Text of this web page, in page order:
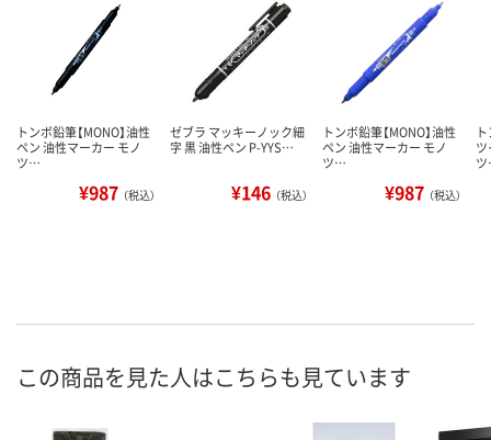
トンボ鉛筆【MONO】油性
ペン 油性マーカー モノ
ツ…
¥987 （税込）
ゼブラ マッキーノック細
字 黒 油性ペン P-YYS…
¥146 （税込）
トンボ鉛筆【MONO】油性
ペン 油性マーカー モノ
ツ…
¥987 （税込）
この商品を見た人はこちらも見ています